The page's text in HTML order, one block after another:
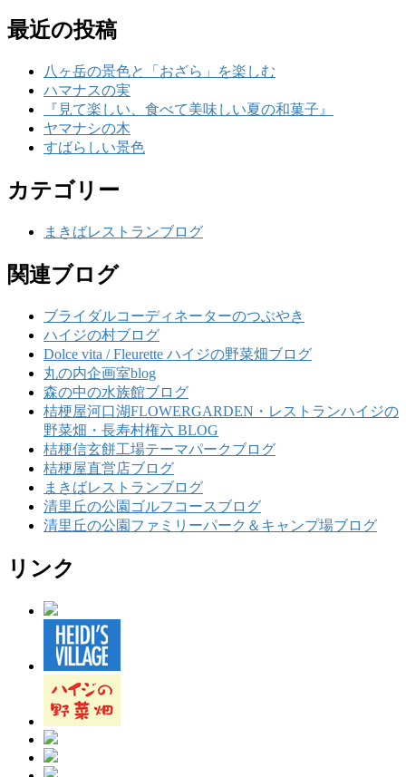
最近の投稿
八ヶ岳の景色と「おざら」を楽しむ
ハマナスの実
『見て楽しい、食べて美味しい夏の和菓子』
ヤマナシの木
すばらしい景色
カテゴリー
まきばレストランブログ
関連ブログ
ブライダルコーディネーターのつぶやき
ハイジの村ブログ
Dolce vita / Fleurette ハイジの野菜畑ブログ
丸の内企画室blog
森の中の水族館ブログ
桔梗屋河口湖FLOWERGARDEN・レストランハイジの
野菜畑・長寿村権六 BLOG
桔梗信玄餅工場テーマパークブログ
桔梗屋直営店ブログ
まきばレストランブログ
清里丘の公園ゴルフコースブログ
清里丘の公園ファミリーパーク＆キャンプ場ブログ
リンク